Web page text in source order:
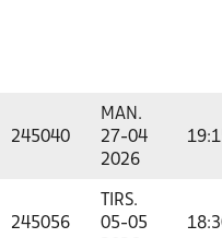
245040
MAN.
27-04
2026
245056
TIRS.
05-05